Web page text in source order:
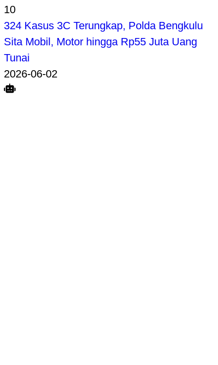
10
324 Kasus 3C Terungkap, Polda Bengkulu
Sita Mobil, Motor hingga Rp55 Juta Uang
Tunai
2026-06-02